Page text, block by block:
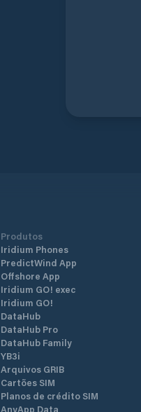
Produtos
Iridium Phones
PredictWind App
Offshore App
Iridium GO! exec
Iridium GO!
DataHub
DataHub Pro
DataHub Family
YB3i
Arquivos GRIB
Cartões SIM
Planos de crédito SIM
AnyApp Data